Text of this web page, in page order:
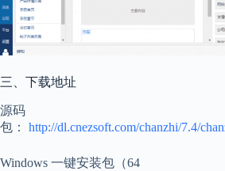
三、下载地址
源码
包： http://dl.cnezsoft.com/chanzhi/7.4/
Windows 一键安装包（64